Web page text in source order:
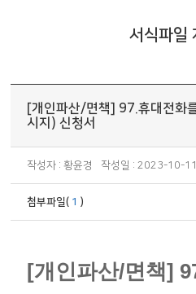
서식파일
[개인파산/면책] 97.휴대전화
시지) 신청서
작성자 : 황윤경 작성일 : 2023-10-
첨부파일( 1 )
[개인파산/면책]